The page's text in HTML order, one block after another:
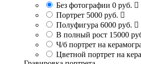
Без фотографии 0 руб.
Портрет 5000 руб.
Полуфигура 6000 руб.
В полный рост 15000
Ч/б портрет на
Цветной портрет на